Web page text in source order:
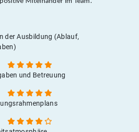
der Ausbildung (Ablauf,
und Betreuung